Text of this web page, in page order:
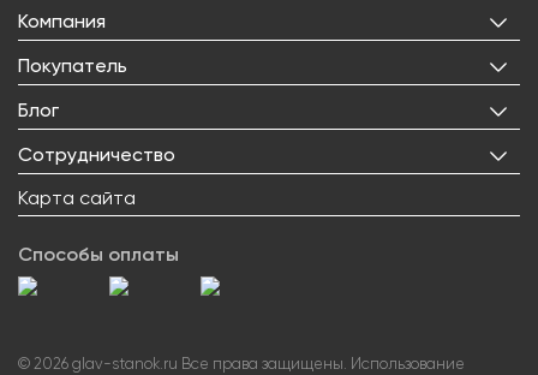
Компания
О нас
Реквизиты
Контакты
Покупатель
Личный кабинет
Избранное
Доставка
Возврат товара
Сервисный центр
Вопрос-ответ
Блог
Все статьи
Новости
Сотрудничество
Оптовым покупателям
Блогерам
Карта сайта
Способы оплаты
© 2026 glav-stanok.ru Все права защищены. Использование